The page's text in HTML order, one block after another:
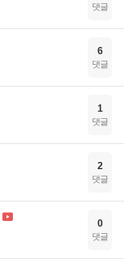
댓글
6
댓글
1
댓글
2
댓글
0
댓글